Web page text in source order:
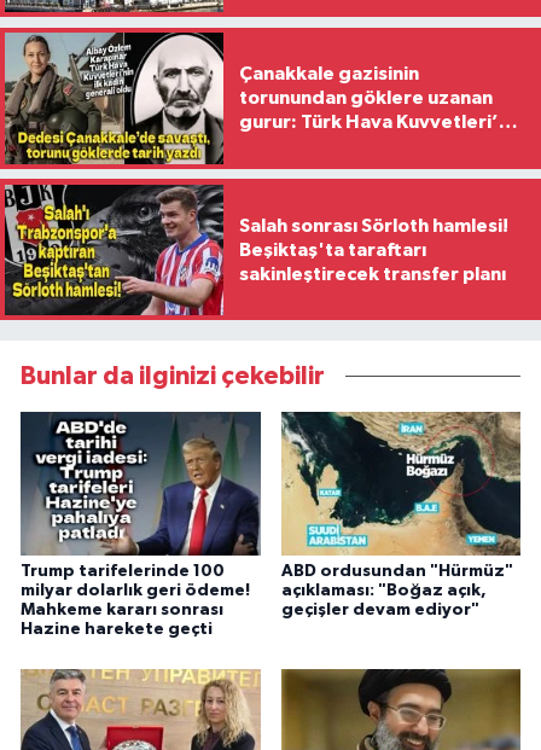
Çanakkale gazisinin
torunundan göklere uzanan
gurur: Türk Hava Kuvvetleri’nin
Salah sonrası Sörloth hamlesi!
Beşiktaş'ta taraftarı
sakinleştirecek transfer planı
Bunlar da ilginizi çekebilir
Trump tarifelerinde 100
milyar dolarlık geri ödeme!
Mahkeme kararı sonrası
Hazine harekete geçti
ABD ordusundan "Hürmüz"
açıklaması: "Boğaz açık,
geçişler devam ediyor"